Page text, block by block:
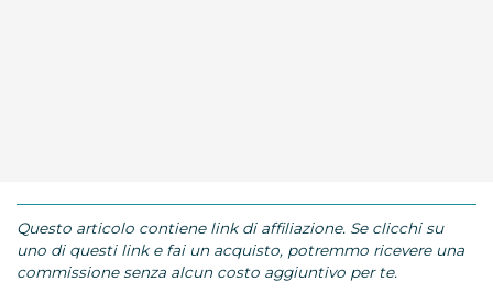
Questo articolo contiene link di affiliazione. Se clicchi su
uno di questi link e fai un acquisto, potremmo ricevere una
commissione senza alcun costo aggiuntivo per te.